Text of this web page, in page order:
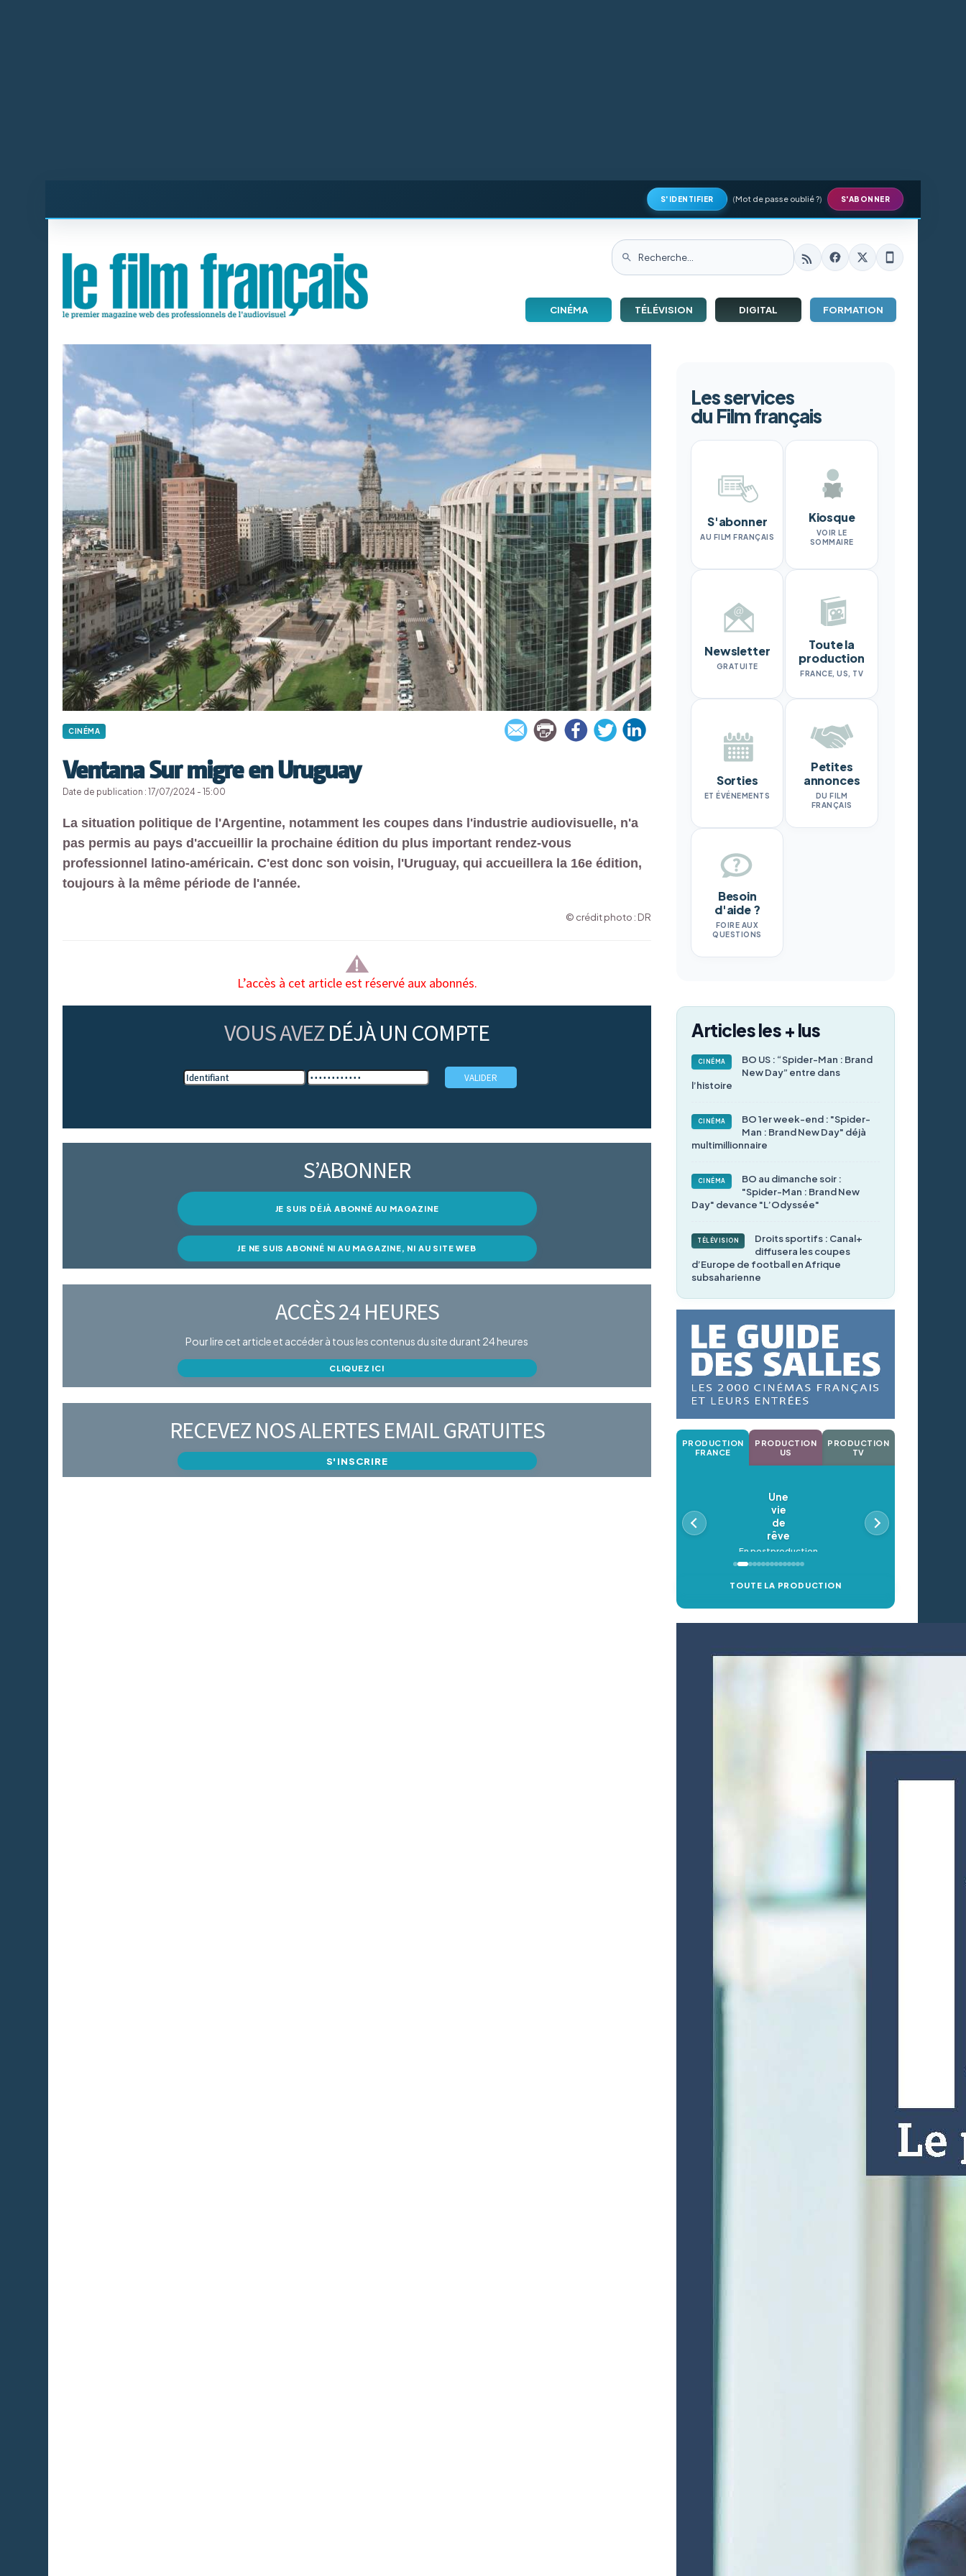
S'IDENTIFIER (Mot de passe oublié ?) S'ABONNER
CINÉMA TÉLÉVISION DIGITAL FORMATION
CINÉMA
Ventana Sur migre en Uruguay
Date de publication : 17/07/2024 - 15:00
La situation politique de l'Argentine, notamment les coupes dans l'industrie audiovisuelle, n'a
pas permis au pays d'accueillir la prochaine édition du plus important rendez-vous
professionnel latino-américain. C'est donc son voisin, l'Uruguay, qui accueillera la 16e édition,
toujours à la même période de l'année.
© crédit photo : DR
L’accès à cet article est réservé aux abonnés.
VOUS AVEZ DÉJÀ UN COMPTE
S’ABONNER
JE SUIS DÉJÀ ABONNÉ AU MAGAZINE
JE NE SUIS ABONNÉ NI AU MAGAZINE, NI AU SITE WEB
ACCÈS 24 HEURES
Pour lire cet article et accéder à tous les contenus du site durant 24 heures
CLIQUEZ ICI
RECEVEZ NOS ALERTES EMAIL GRATUITES
S'INSCRIRE
Les services
du Film français
S'abonner
AU FILM FRANÇAIS
Kiosque
VOIR LE
SOMMAIRE
Newsletter
GRATUITE
Toute la
production
FRANCE, US, TV
Sorties
ET ÉVÉNEMENTS
Petites
annonces
DU FILM
FRANÇAIS
Besoin
d'aide ?
FOIRE AUX
QUESTIONS
Articles les + lus
CINÉMA
BO US : “Spider-Man : Brand
New Day” entre dans
l’histoire
CINÉMA
BO 1er week-end : "Spider-
Man : Brand New Day" déjà
multimillionnaire
CINÉMA
BO au dimanche soir :
"Spider-Man : Brand New
Day" devance "L’Odyssée"
TÉLÉVISION
Droits sportifs : Canal+
diffusera les coupes
d’Europe de football en Afrique
subsaharienne
PRODUCTION
FRANCE
PRODUCTION
US
PRODUCTION
TV
Une
vie
de
rêve
En postproduction
TOUTE LA PRODUCTION